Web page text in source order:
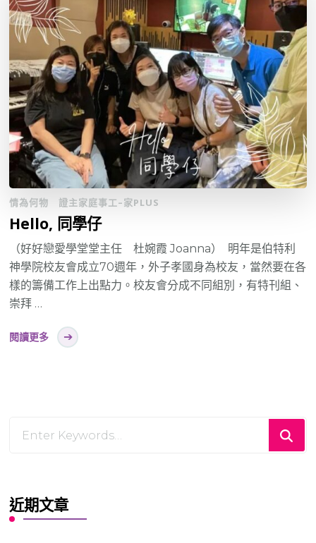
情為何物 證主家庭事工–家PLUS
Hello, 同學仔
（好好戀愛學堂堂主任 杜婉霞 Joanna） 明年是伯特利
神學院校友會成立70週年，外子孝國身為校友，當然要在各
樣的籌備工作上出點力。校友會分成不同組別，有特刊組、
崇拜 …
閱讀更多
for
近期文章